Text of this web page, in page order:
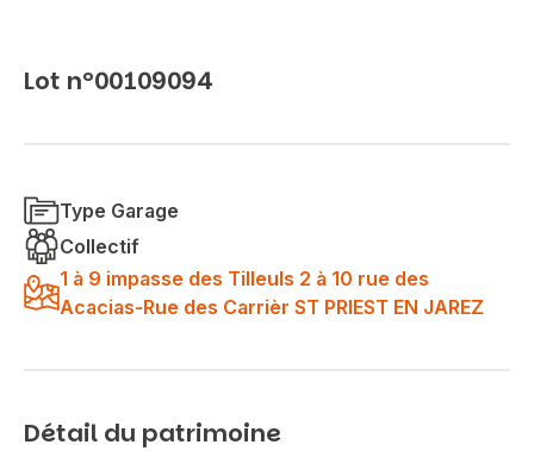
Lot n°00109094
Type Garage
Collectif
1 à 9 impasse des Tilleuls 2 à 10 rue des
Acacias-Rue des Carrièr ST PRIEST EN JAREZ
Détail du patrimoine